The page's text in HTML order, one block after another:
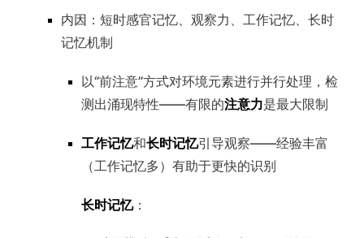
内因：短时感官记忆、观察力、工作记忆、长时
记忆机制
以“前注意”方式对环境元素进行并行处理，检
测出涌现特性——有限的注意力是最大限制
工作记忆和长时记忆引导观察——经验丰富
（工作记忆多）有助于更快的识别
长时记忆：